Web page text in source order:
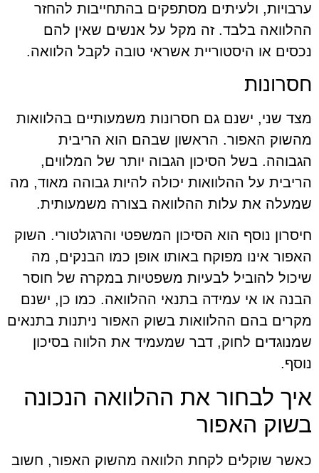
ערבויות, ולעיתים מסתפקים בהתחייבות להחזר
ההלוואה בלבד. זה מקל על אנשים שאין להם
נכסים או היסטוריית אשראי טובה לקבל הלוואה.
חסרונות
מצד שני, ישנם גם חסרונות משמעותיים בהלוואות
מהשוק האפור. הראשון שבהם הוא הריבית
הגבוהה. בשל הסיכון הגבוה יותר של המלווים,
הריבית על ההלוואות יכולה להיות גבוהה מאוד, מה
שמעלה את עלות ההלוואה בצורה משמעותית.
חיסרון נוסף הוא הסיכון המשפטי והרגולטורי. השוק
האפור אינו מפוקח באותו אופן כמו הבנקים, מה
שיכול להוביל לבעיות משפטיות במקרה של חוסר
הבנה או אי עמידה בתנאי ההלוואה. כמו כן, ישנם
מקרים בהם ההלוואות בשוק האפור ניתנות בתנאים
שמנוגדים לחוק, דבר שמעמיד את הלווה בסיכון
נוסף.
איך לבחור את ההלוואה הנכונה
בשוק האפור
כאשר שוקלים לקחת הלוואה מהשוק האפור, חשוב